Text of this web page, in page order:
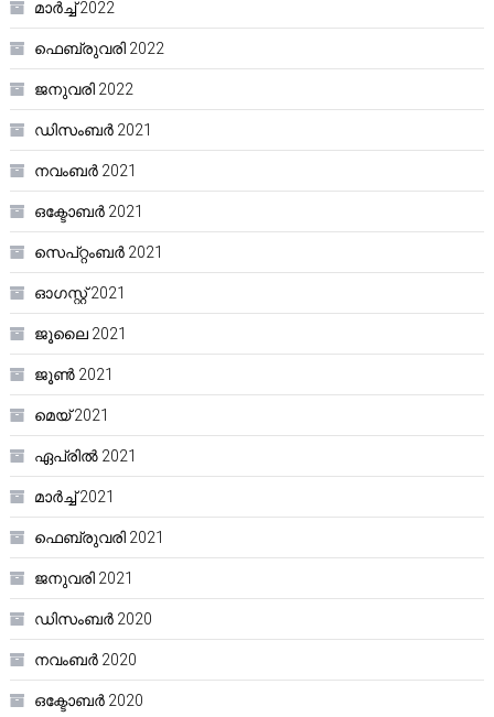
മാർച്ച്‌ 2022
ഫെബ്രുവരി 2022
ജനുവരി 2022
ഡിസംബർ 2021
നവംബർ 2021
ഒക്ടോബർ 2021
സെപ്റ്റംബർ 2021
ഓഗസ്റ്റ്‌ 2021
ജൂലൈ 2021
ജൂൺ 2021
മെയ്‌ 2021
ഏപ്രിൽ 2021
മാർച്ച്‌ 2021
ഫെബ്രുവരി 2021
ജനുവരി 2021
ഡിസംബർ 2020
നവംബർ 2020
ഒക്ടോബർ 2020